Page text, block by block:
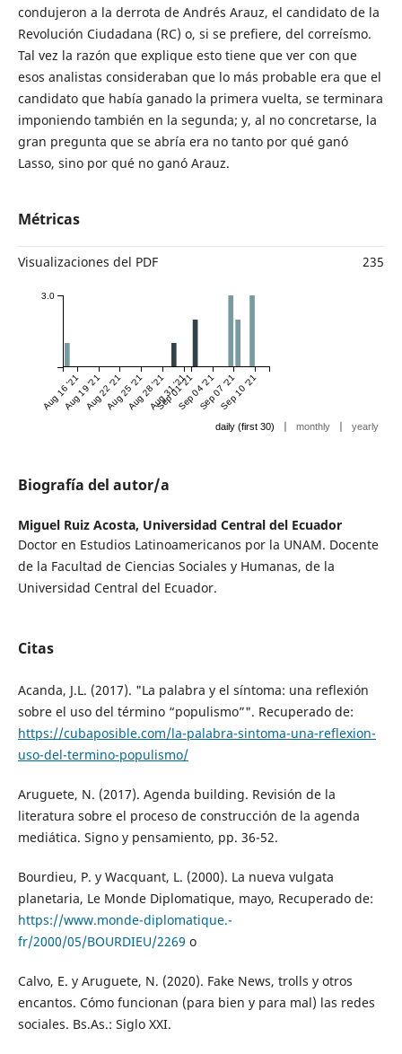
condujeron a la derrota de Andrés Arauz, el candidato de la
Revolución Ciudadana (RC) o, si se prefiere, del correísmo.
Tal vez la razón que explique esto tiene que ver con que
esos analistas consideraban que lo más probable era que el
candidato que había ganado la primera vuelta, se terminara
imponiendo también en la segunda; y, al no concretarse, la
gran pregunta que se abría era no tanto por qué ganó
Lasso, sino por qué no ganó Arauz.
Métricas
Visualizaciones del PDF 235
Aug 16 '21
Aug 19 '21Aug 22 '21Aug 25 '21Aug 28 '21Aug 31 '21
Sep 01 '21Sep 04 '21Sep 07 '21Sep 10 '21
3.0
daily (first 30) | monthly | yearly
Biografía del autor/a
Miguel Ruiz Acosta, Universidad Central del Ecuador
Doctor en Estudios Latinoamericanos por la UNAM. Docente
de la Facultad de Ciencias Sociales y Humanas, de la
Universidad Central del Ecuador.
Citas
Acanda, J.L. (2017). "La palabra y el síntoma: una reflexión
sobre el uso del término “populismo”". Recuperado de:
https://cubaposible.com/la-palabra-sintoma-una-reflexion-
uso-del-termino-populismo/
Aruguete, N. (2017). Agenda building. Revisión de la
literatura sobre el proceso de construcción de la agenda
mediática. Signo y pensamiento, pp. 36-52.
Bourdieu, P. y Wacquant, L. (2000). La nueva vulgata
planetaria, Le Monde Diplomatique, mayo, Recuperado de:
https://www.monde-diplomatique.-
fr/2000/05/BOURDIEU/2269 o
Calvo, E. y Aruguete, N. (2020). Fake News, trolls y otros
encantos. Cómo funcionan (para bien y para mal) las redes
sociales. Bs.As.: Siglo XXI.